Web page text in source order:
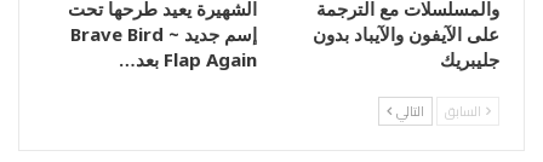
والمسلسلات مع الترجمة
على الآيفون والآيباد بدون
جليبريك
الشهيرة يعيد طرحها تحت
إسم جديد Brave Bird ~
Flap Again بعد…
السابق التالي